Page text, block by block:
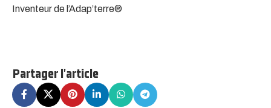
Inventeur de l’Adap’terre®
Partager l'article